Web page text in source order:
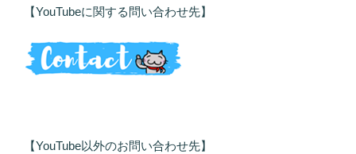
【YouTubeに関する問い合わせ先】
【YouTube以外のお問い合わせ先】